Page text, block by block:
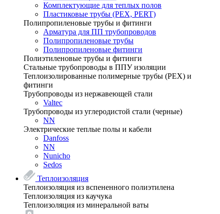
Комплектующие для теплых полов
Пластиковые трубы (РЕХ, PERT)
Полипропиленовые трубы и фитинги
Арматура для ПП трубопроводов
Полипропиленовые трубы
Полипропиленовые фитинги
Полиэтиленовые трубы и фитинги
Стальные трубопроводы в ППУ изоляции
Теплоизолированные полимерные трубы (РЕХ) и
фитинги
Трубопроводы из нержавеющей стали
Valtec
Трубопроводы из углеродистой стали (черные)
NN
Электрические теплые полы и кабели
Danfoss
NN
Nunicho
Sedos
Теплоизоляция
Теплоизоляция из вспененного полиэтилена
Теплоизоляция из каучука
Теплоизоляция из минеральной ваты